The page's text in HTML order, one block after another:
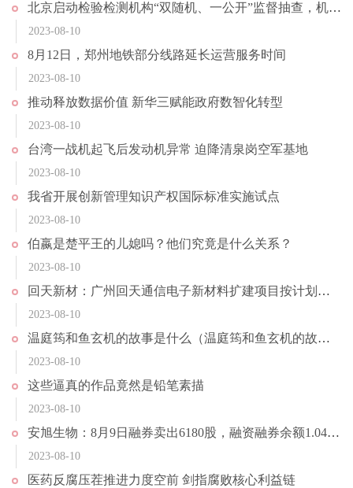
北京启动检验检测机构“双随机、一公开”监督抽查，机动车检验等9个领域系重点
2023-08-10
8月12日，郑州地铁部分线路延长运营服务时间
2023-08-10
推动释放数据价值 新华三赋能政府数智化转型
2023-08-10
台湾一战机起飞后发动机异常 迫降清泉岗空军基地
2023-08-10
我省开展创新管理知识产权国际标准实施试点
2023-08-10
伯嬴是楚平王的儿媳吗？他们究竟是什么关系？
2023-08-10
回天新材：广州回天通信电子新材料扩建项目按计划推进中 目前正在进行设备安装调试及试产工作
2023-08-10
温庭筠和鱼玄机的故事是什么（温庭筠和鱼玄机的故事）
2023-08-10
这些逼真的作品竟然是铅笔素描
2023-08-10
安旭生物：8月9日融券卖出6180股，融资融券余额1.04亿元
2023-08-10
医药反腐压茬推进力度空前 剑指腐败核心利益链